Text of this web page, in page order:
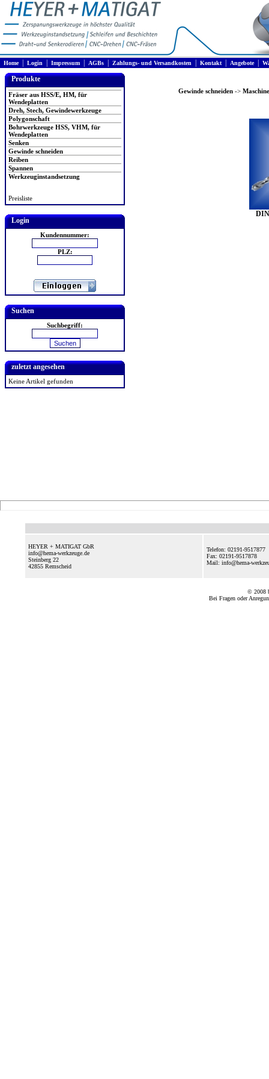
Home| Login Impressum AGBs Zahlungs- und Versandkosten Kontakt| Angebote|
Produkte
Fräser aus HSS/E, HM, für
Wendeplatten
Dreh, Stech, Gewindewerkzeuge
Polygonschaft
Bohrwerkzeuge HSS, VHM, für
Wendeplatten
Senken
Gewinde schneiden
Reiben
Spannen
Werkzeuginstandsetzung
Preisliste
Login
Kundennummer:
PLZ:
Suchen
Suchbegriff:
zuletzt angesehen
Keine Artikel gefunden
Gewinde schneiden ->
HEYER + MATIGAT GbR
info@hema-werkzeuge.de
Steinberg 22
42855 Remscheid
Telefon: 02191-9517877
Fax: 02191-9517878
Mail: info@hema-
© 2008
Bei Fragen oder